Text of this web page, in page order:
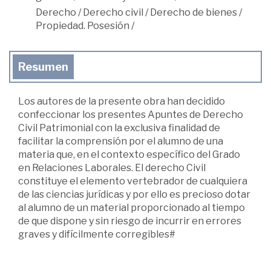
Derecho /Derecho civil /Derecho de bienes /
Propiedad. Posesión /
Resumen
Los autores de la presente obra han decidido
confeccionar los presentes Apuntes de Derecho
Civil Patrimonial con la exclusiva finalidad de
facilitar la comprensión por el alumno de una
materia que, en el contexto específico del Grado
en Relaciones Laborales. El derecho Civil
constituye el elemento vertebrador de cualquiera
de las ciencias jurídicas y por ello es precioso dotar
al alumno de un material proporcionado al tiempo
de que dispone y sin riesgo de incurrir en errores
graves y difícilmente corregibles#